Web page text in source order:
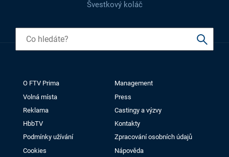
Švestkový koláč
O FTV Prima
Management
Volná místa
Press
Reklama
Castingy a výzvy
HbbTV
Kontakty
Podmínky užívání
Zpracování osobních údajů
Cookies
Nápověda